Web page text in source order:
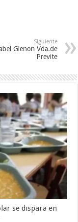
Siguiente
Glenon Vda.de
Previte
se dispara en